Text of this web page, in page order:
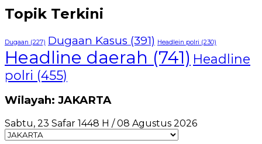
Topik Terkini
Dugaan (227) Dugaan Kasus (391) Headlein polri (230)
Headline daerah (741) Headline
polri (455)
Wilayah: JAKARTA
Sabtu, 23 Safar 1448 H / 08 Agustus 2026